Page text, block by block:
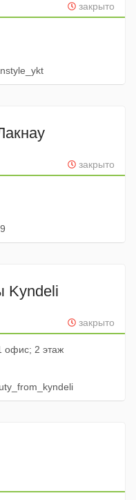
закрыто
закрыто
Kyndeli
закрыто
офис; 2 этаж